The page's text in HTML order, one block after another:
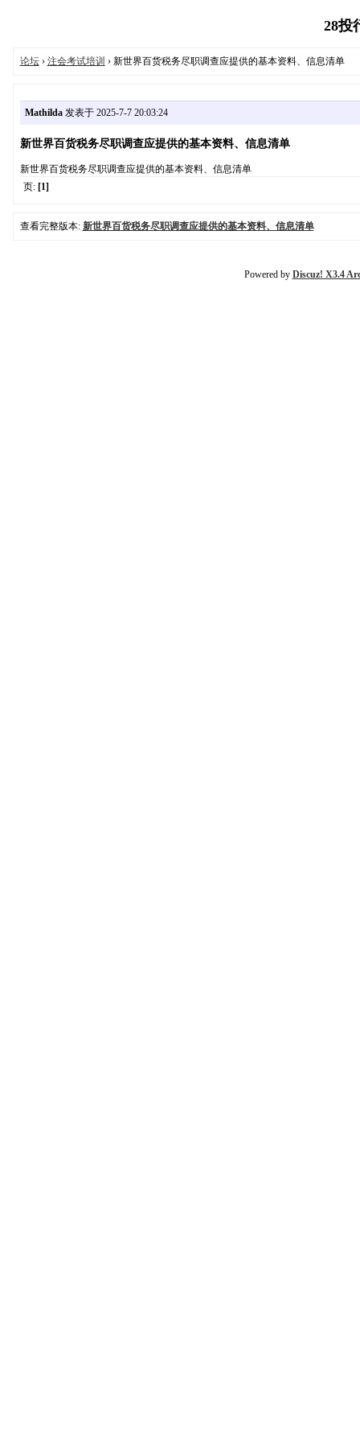
28投
论坛› 注会考试培训 › 新世界百货税务尽职调查应提供的基本资料、信息清单
Mathilda发表于 2025-7-7 20:03:24
新世界百货税务尽职调查应提供的基本资料、信息清单
新世界百货税务尽职调查应提供的基本资料、信息清单
页: [1]
查看完整版本: 新世界百货税务尽职调查应提供的基本资料、信息清单
Powered by Discuz! X3.4